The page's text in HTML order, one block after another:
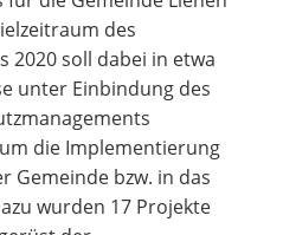
des
2020 soll dabei in etwa
unter Einbindung des
die Implementierung
Gemeinde bzw. in das
wurden 17 Projekte